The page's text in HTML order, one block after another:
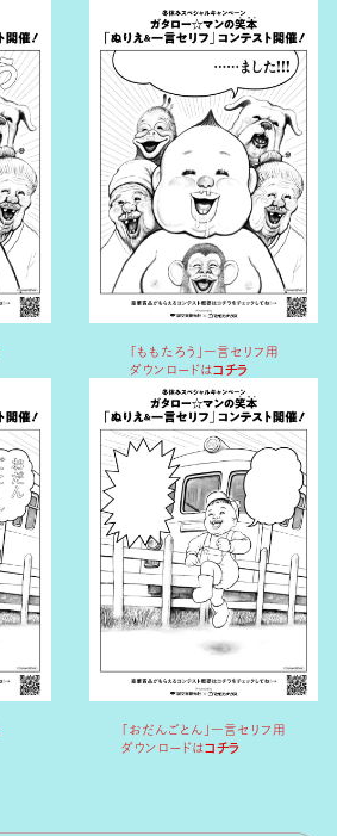
「ももたろう」一言セリフ用
ダウンロードはコチラ
「おだんごとん」一言セリフ用
ダウンロードはコチラ